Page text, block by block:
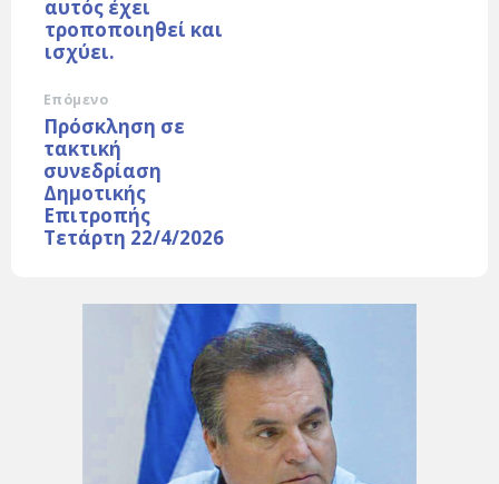
αυτός έχει
τροποποιηθεί και
ισχύει.
Επόμενο
Πρόσκληση σε
τακτική
συνεδρίαση
Δημοτικής
Επιτροπής
Τετάρτη 22/4/2026